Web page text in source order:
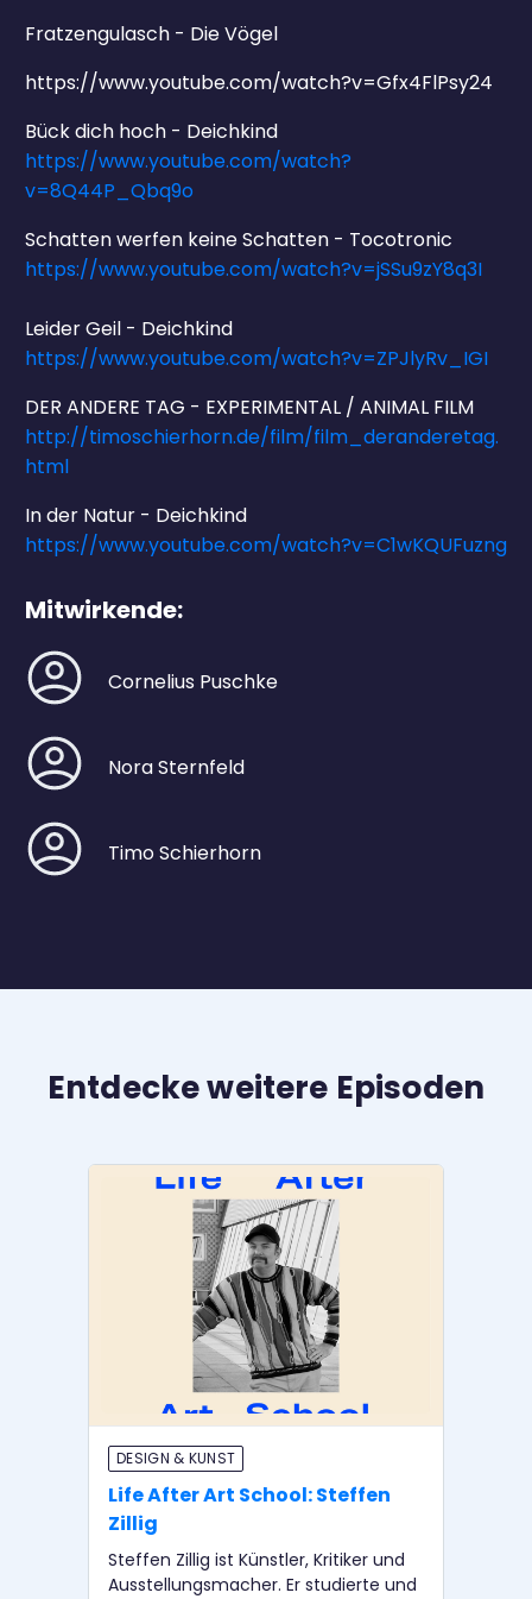
Fratzengulasch - Die Vögel
https://www.youtube.com/watch?v=Gfx4FlPsy24
Bück dich hoch - Deichkind
https://www.youtube.com/watch?
v=8Q44P_Qbq9o
Schatten werfen keine Schatten - Tocotronic
https://www.youtube.com/watch?v=jSSu9zY8q3I
Leider Geil - Deichkind
https://www.youtube.com/watch?v=ZPJlyRv_IGI
DER ANDERE TAG - EXPERIMENTAL / ANIMAL FILM
http://timoschierhorn.de/film/film_deranderetag.
html
In der Natur - Deichkind
https://www.youtube.com/watch?v=C1wKQUFuzng
Mitwirkende:
Cornelius Puschke
Nora Sternfeld
Timo Schierhorn
Entdecke weitere Episoden
DESIGN & KUNST
Life After Art School: Steffen
Zillig
Steffen Zillig ist Künstler, Kritiker und
Ausstellungsmacher. Er studierte und